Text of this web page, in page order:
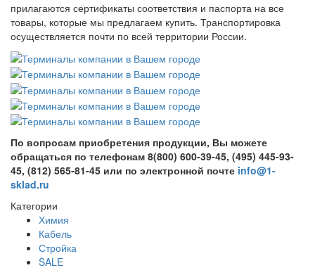
прилагаются сертификаты соответствия и паспорта на все
товары, которые мы предлагаем купить. Транспортировка
осуществляется почти по всей территории России.
По вопросам приобретения продукции, Вы можете
обращаться по телефонам 8(800) 600-39-45, (495) 445-93-
45, (812) 565-81-45 или по электронной почте info@1-
sklad.ru
Категории
Химия
Кабель
Стройка
SALE